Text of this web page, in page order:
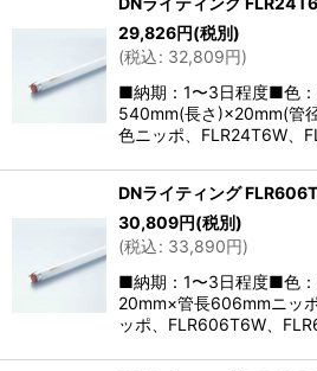
29,826円(税別)
(税込: 32,809円)
■納期：1〜3日程度■色
540mm(長さ)×20mm(管
色ニッポ、FLR24T6W、
DNライティング
30,809円(税別)
(税込: 33,890円)
■納期：1〜3日程度■色
20mm×管長606mmニッ
ッポ、FLR606T6W、